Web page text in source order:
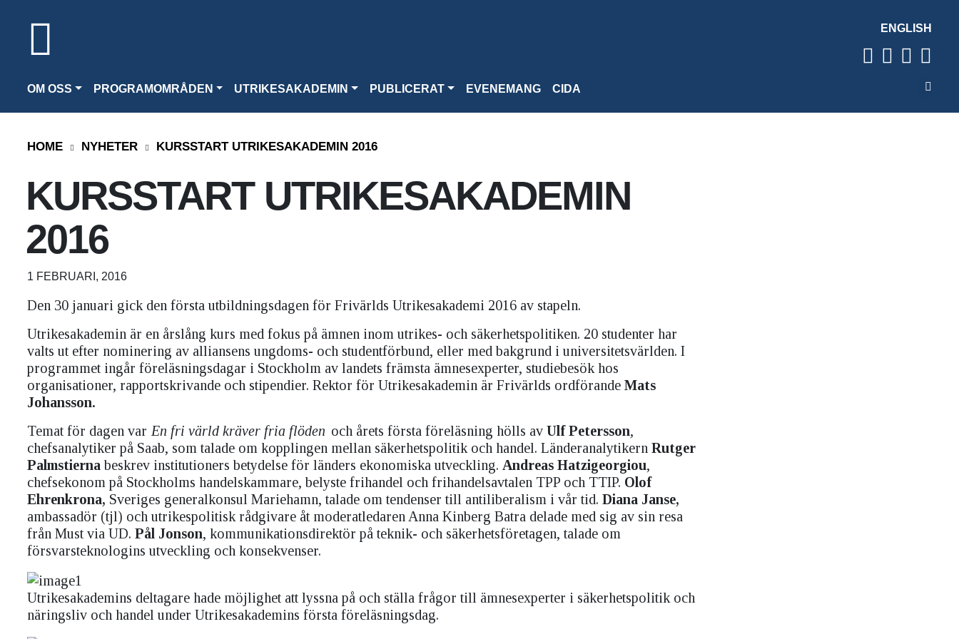
ENGLISH
OM OSS PROGRAMOMRÅDEN UTRIKESAKADEMIN PUBLICERAT EVENEMANG CIDA
HOME NYHETER KURSSTART UTRIKESAKADEMIN 2016
KURSSTART UTRIKESAKADEMIN
2016
1 FEBRUARI, 2016
Den 30 januari gick den första utbildningsdagen för Frivärlds Utrikesakademi 2016 av stapeln.
Utrikesakademin är en årslång kurs med fokus på ämnen inom utrikes- och säkerhetspolitiken. 20 studenter har
valts ut efter nominering av alliansens ungdoms- och studentförbund, eller med bakgrund i universitetsvärlden. I
programmet ingår föreläsningsdagar i Stockholm av landets främsta ämnesexperter, studiebesök hos
organisationer, rapportskrivande och stipendier. Rektor för Utrikesakademin är Frivärlds ordförande Mats
Johansson.
Temat för dagen var En fri värld kräver fria flöden och årets första föreläsning hölls av Ulf Petersson,
chefsanalytiker på Saab, som talade om kopplingen mellan säkerhetspolitik och handel. Länderanalytikern Rutger
Palmstierna beskrev institutioners betydelse för länders ekonomiska utveckling. Andreas Hatzigeorgiou,
chefsekonom på Stockholms handelskammare, belyste frihandel och frihandelsavtalen TPP och TTIP. Olof
Ehrenkrona, Sveriges generalkonsul Mariehamn, talade om tendenser till antiliberalism i vår tid. Diana Janse,
ambassadör (tjl) och utrikespolitisk rådgivare åt moderatledaren Anna Kinberg Batra delade med sig av sin resa
från Must via UD. Pål Jonson, kommunikationsdirektör på teknik- och säkerhetsföretagen, talade om
försvarsteknologins utveckling och konsekvenser.
Utrikesakademins deltagare hade möjlighet att lyssna på och ställa frågor till ämnesexperter i säkerhetspolitik och
näringsliv och handel under Utrikesakademins första föreläsningsdag.